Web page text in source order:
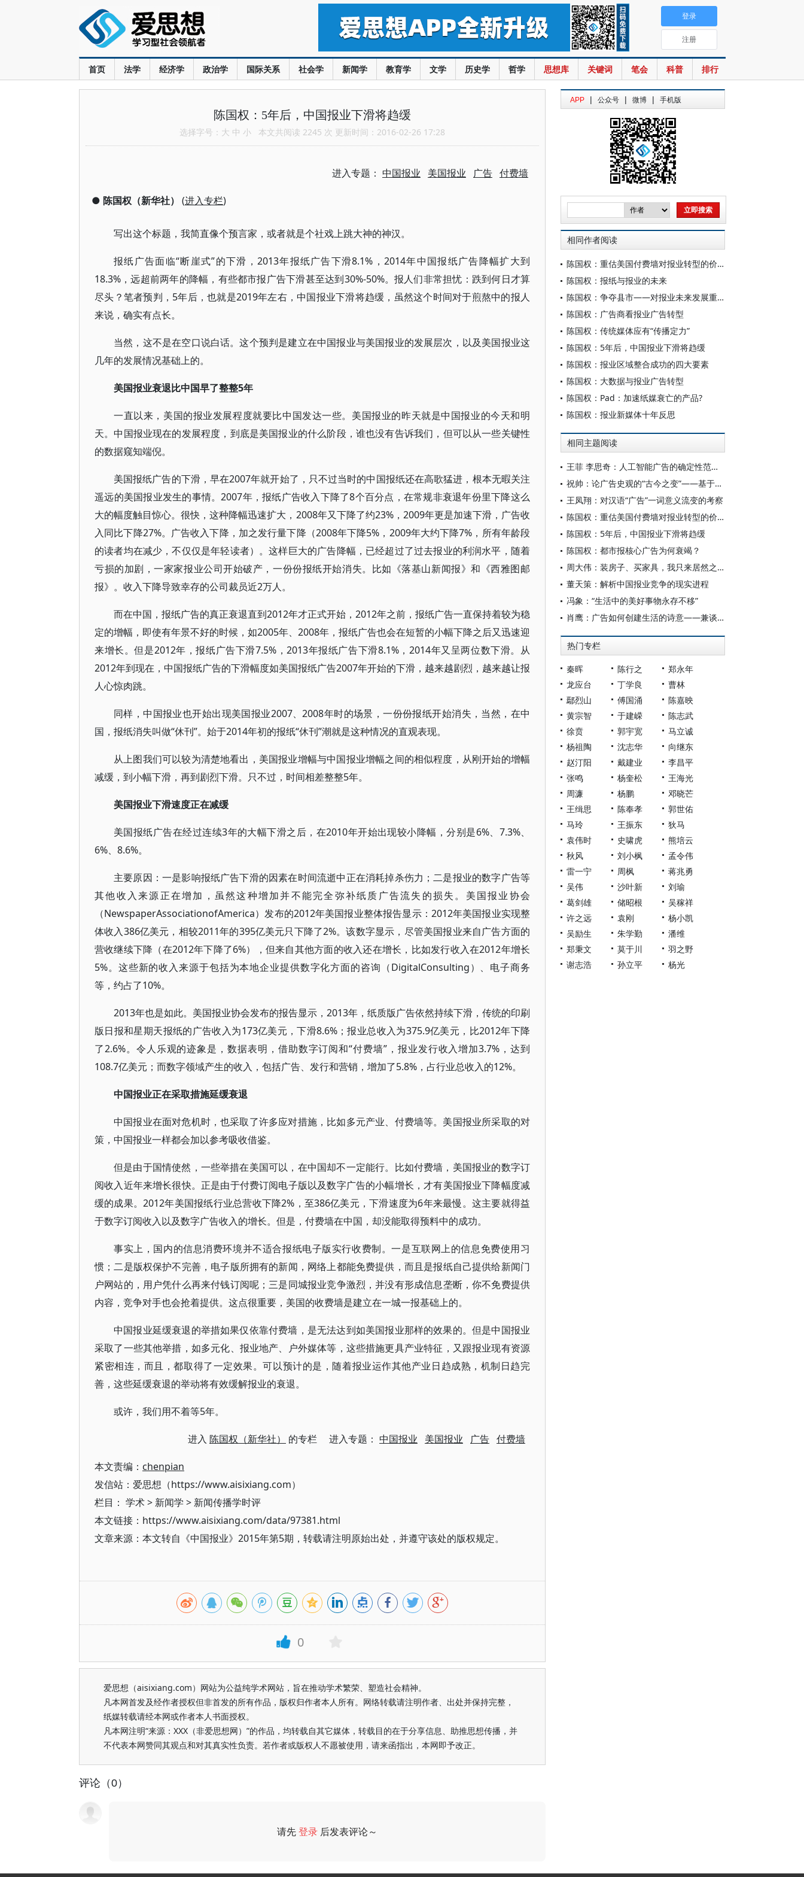
首页 法学 经济学 政治学 国际关系 社会学 新闻学 教育学 文学 历史学 哲学 思想库 关键词 笔会 科普 排行
登录
注册
陈国权：5年后，中国报业下滑将趋缓
选择字号： 大 中 小 本文共阅读 2245 次 更新时间：2016-02-26 17:28
进入专题： 中国报业 美国报业 广告 付费墙
● 陈国权（新华社） (进入专栏)
写出这个标题，我简直像个预言家，或者就是个社戏上跳大神的神汉。
报纸广告面临“断崖式”的下滑，2013年报纸广告下滑8.1%，2014年中国报纸广告降幅扩大到
18.3%，远超前两年的降幅，有些都市报广告下滑甚至达到30%-50%。报人们非常担忧：跌到何日才算
尽头？笔者预判，5年后，也就是2019年左右，中国报业下滑将趋缓，虽然这个时间对于煎熬中的报人
来说，确实有点长。
当然，这不是在空口说白话。这个预判是建立在中国报业与美国报业的发展层次，以及美国报业这
几年的发展情况基础上的。
美国报业衰退比中国早了整整5年
一直以来，美国的报业发展程度就要比中国发达一些。美国报业的昨天就是中国报业的今天和明
天。中国报业现在的发展程度，到底是美国报业的什么阶段，谁也没有告诉我们，但可以从一些关键性
的数据窥知端倪。
美国报纸广告的下滑，早在2007年就开始了，只不过当时的中国报纸还在高歌猛进，根本无暇关注
遥远的美国报业发生的事情。2007年，报纸广告收入下降了8个百分点，在常规非衰退年份里下降这么
大的幅度触目惊心。很快，这种降幅迅速扩大，2008年又下降了约23%，2009年更是加速下滑，广告收
入同比下降27%。广告收入下降，加之发行量下降（2008年下降5%，2009年大约下降7%，所有年龄段
的读者均在减少，不仅仅是年轻读者）。这样巨大的广告降幅，已经超过了过去报业的利润水平，随着
亏损的加剧，一家家报业公司开始破产，一份份报纸开始消失。比如《落基山新闻报》和《西雅图邮
报》。收入下降导致幸存的公司裁员近2万人。
而在中国，报纸广告的真正衰退直到2012年才正式开始，2012年之前，报纸广告一直保持着较为稳
定的增幅，即使有年景不好的时候，如2005年、2008年，报纸广告也会在短暂的小幅下降之后又迅速迎
来增长。但是2012年，报纸广告下滑7.5%，2013年报纸广告下滑8.1%，2014年又呈两位数下滑。从
2012年到现在，中国报纸广告的下滑幅度如美国报纸广告2007年开始的下滑，越来越剧烈，越来越让报
人心惊肉跳。
同样，中国报业也开始出现美国报业2007、2008年时的场景，一份份报纸开始消失，当然，在中
国，报纸消失叫做“休刊”。始于2014年初的报纸“休刊”潮就是这种情况的直观表现。
从上图我们可以较为清楚地看出，美国报业增幅与中国报业增幅之间的相似程度，从刚开始的增幅
减缓，到小幅下滑，再到剧烈下滑。只不过，时间相差整整5年。
美国报业下滑速度正在减缓
美国报纸广告在经过连续3年的大幅下滑之后，在2010年开始出现较小降幅，分别是6%、7.3%、
6%、8.6%。
主要原因：一是影响报纸广告下滑的因素在时间流逝中正在消耗掉杀伤力；二是报业的数字广告等
其他收入来源正在增加，虽然这种增加并不能完全弥补纸质广告流失的损失。美国报业协会
（NewspaperAssociationofAmerica）发布的2012年美国报业整体报告显示：2012年美国报业实现整
体收入386亿美元，相较2011年的395亿美元只下降了2%。该数字显示，尽管美国报业来自广告方面的
营收继续下降（在2012年下降了6%），但来自其他方面的收入还在增长，比如发行收入在2012年增长
5%。这些新的收入来源于包括为本地企业提供数字化方面的咨询（DigitalConsulting）、电子商务
等，约占了10%。
2013年也是如此。美国报业协会发布的报告显示，2013年，纸质版广告依然持续下滑，传统的印刷
版日报和星期天报纸的广告收入为173亿美元，下滑8.6%；报业总收入为375.9亿美元，比2012年下降
了2.6%。令人乐观的迹象是，数据表明，借助数字订阅和“付费墙”，报业发行收入增加3.7%，达到
108.7亿美元；而数字领域产生的收入，包括广告、发行和营销，增加了5.8%，占行业总收入的12%。
中国报业正在采取措施延缓衰退
中国报业在面对危机时，也采取了许多应对措施，比如多元产业、付费墙等。美国报业所采取的对
策，中国报业一样都会加以参考吸收借鉴。
但是由于国情使然，一些举措在美国可以，在中国却不一定能行。比如付费墙，美国报业的数字订
阅收入近年来增长很快。正是由于付费订阅电子版以及数字广告的小幅增长，才有美国报业下降幅度减
缓的成果。2012年美国报纸行业总营收下降2%，至386亿美元，下滑速度为6年来最慢。这主要就得益
于数字订阅收入以及数字广告收入的增长。但是，付费墙在中国，却没能取得预料中的成功。
事实上，国内的信息消费环境并不适合报纸电子版实行收费制。一是互联网上的信息免费使用习
惯；二是版权保护不完善，电子版所拥有的新闻，网络上都能免费提供，而且是报纸自己提供给新闻门
户网站的，用户凭什么再来付钱订阅呢；三是同城报业竞争激烈，并没有形成信息垄断，你不免费提供
内容，竞争对手也会抢着提供。这点很重要，美国的收费墙是建立在一城一报基础上的。
中国报业延缓衰退的举措如果仅依靠付费墙，是无法达到如美国报业那样的效果的。但是中国报业
采取了一些其他举措，如多元化、报业地产、户外媒体等，这些措施更具产业特征，又跟报业现有资源
紧密相连，而且，都取得了一定效果。可以预计的是，随着报业运作其他产业日趋成熟，机制日趋完
善，这些延缓衰退的举动将有效缓解报业的衰退。
或许，我们用不着等5年。
进入 陈国权（新华社） 的专栏 进入专题： 中国报业 美国报业 广告 付费墙
本文责编： chenpian
发信站：爱思想（https://www.aisixiang.com）
栏目： 学术> 新闻学 > 新闻传播学时评
本文链接：https://www.aisixiang.com/data/97381.html
文章来源：本文转自《中国报业》2015年第5期，转载请注明原始出处，并遵守该处的版权规定。
0
爱思想（aisixiang.com）网站为公益纯学术网站，旨在推动学术繁荣、塑造社会精神。
凡本网首发及经作者授权但非首发的所有作品，版权归作者本人所有。网络转载请注明作者、出处并保持完整，
纸媒转载请经本网或作者本人书面授权。
凡本网注明“来源：XXX（非爱思想网）”的作品，均转载自其它媒体，转载目的在于分享信息、助推思想传播，并
不代表本网赞同其观点和对其真实性负责。若作者或版权人不愿被使用，请来函指出，本网即予改正。
评论（0）
请先登录 后发表评论～
APP | 公众号 | 微博 | 手机版
相同作者阅读
陈国权：重估美国付费墙对报业转型的价值
陈国权：报纸与报业的未来
陈国权：争夺县市——对报业未来发展重心的判断
陈国权：广告商看报业广告转型
陈国权：传统媒体应有“传播定力”
陈国权：5年后，中国报业下滑将趋缓
陈国权：报业区域整合成功的四大要素
陈国权：大数据与报业广告转型
陈国权：Pad：加速纸媒衰亡的产品?
陈国权：报业新媒体十年反思
相同主题阅读
王菲 李思奇：人工智能广告的确定性范式变革
祝帅：论广告史观的“古今之变”——基于一种全球传播思想史的进路
王凤翔：对汉语“广告”一词意义流变的考察
陈国权：重估美国付费墙对报业转型的价值
陈国权：5年后，中国报业下滑将趋缓
陈国权：都市报核心广告为何衰竭？
周大伟：装房子、买家具，我只来居然之家？
董天策：解析中国报业竞争的现实进程
冯象：“生活中的美好事物永存不移”
肖鹰：广告如何创建生活的诗意——兼谈2006中国广告案例
热门专栏
秦晖 陈行之
郑永年
龙应台
丁学良
曹林
鄢烈山
傅国涌
陈嘉映
黄宗智
于建嵘
陈志武
徐贲
郭宇宽
马立诚
杨祖陶
沈志华
向继东
赵汀阳
戴建业
李昌平
张鸣
杨奎松
王海光
周濂
杨鹏
邓晓芒
王缉思
陈奉孝
郭世佑
马玲
王振东
狄马
袁伟时
史啸虎
熊培云
秋风
刘小枫
孟令伟
雷一宁
周枫
蒋兆勇
吴伟
沙叶新
刘瑜
葛剑雄
储昭根
吴稼祥
许之远
袁刚
杨小凯
吴励生
朱学勤
潘维
郑秉文
莫于川
羽之野
谢志浩
孙立平 杨光